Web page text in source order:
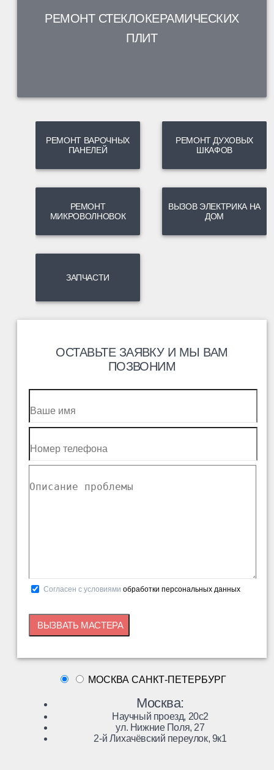
РЕМОНТ СТЕКЛОКЕРАМИЧЕСКИХ
ПЛИТ
РЕМОНТ ВАРОЧНЫХ
ПАНЕЛЕЙ
РЕМОНТ ДУХОВЫХ
ШКАФОВ
РЕМОНТ
МИКРОВОЛНОВОК
ВЫЗОВ ЭЛЕКТРИКА НА
ДОМ
ЗАПЧАСТИ
ОСТАВЬТЕ ЗАЯВКУ И МЫ ВАМ
ПОЗВОНИМ
Согласен с условиями обработки персональных данных
МОСКВА САНКТ-ПЕТЕРБУРГ
Москва:
Научный проезд, 20с2
ул. Нижние Поля, 27
2-й Лихачёвский переулок, 9к1